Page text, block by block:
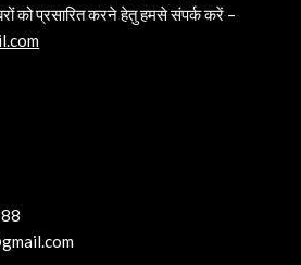
को प्रसारित करने हेतु हमसे संपर्क करें –